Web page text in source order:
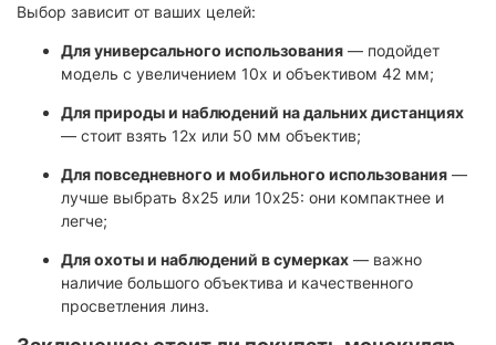
Выбор зависит от ваших целей:
Для универсального использования — подойдет
модель с увеличением 10x и объективом 42 мм;
Для природы и наблюдений на дальних дистанциях
— стоит взять 12x или 50 мм объектив;
Для повседневного и мобильного использования —
лучше выбрать 8x25 или 10x25: они компактнее и
легче;
Для охоты и наблюдений в сумерках — важно
наличие большого объектива и качественного
просветления линз.